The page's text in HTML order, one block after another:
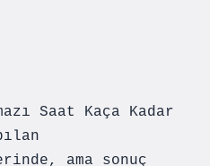
Saat Kaça Kadar
ama sonuç